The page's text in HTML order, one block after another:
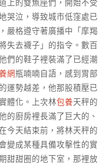
上的雙魚座們，開始不受
哭泣，導致城市低窪處已
嚴格遵守著廣播中「摩羯
失去襪子」的指令。數百
們的鞋子裡裝滿了已經潮
網瓶喃喃自語，感到胃部
運勢越差，他那股積壓已
體化。上次林包養天秤的
的廚房裡長滿了巨大的、
今天結束前，將林天秤的
變成某種具備攻擊性的實
甜甜圈的地下室，那裡放